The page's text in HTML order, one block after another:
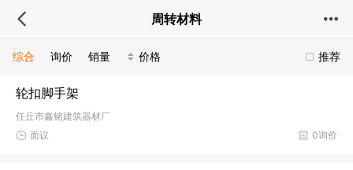
周转材料
推荐
综合 询价 销量 价格
轮扣脚手架
任丘市鑫铭建筑器材厂
0询价
面议